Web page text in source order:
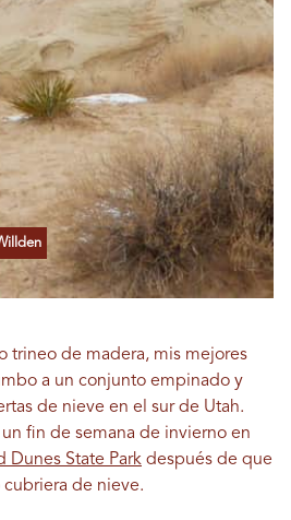
trineo de madera, mis mejores
a un conjunto empinado y
de nieve en el sur de Utah.
fin de semana de invierno en
Dunes State Park después de que
de nieve.